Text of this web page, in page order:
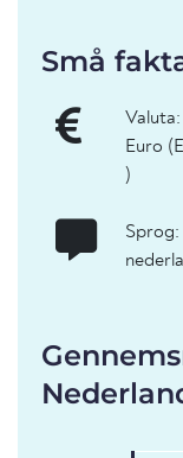
Små
Valuta:
Euro
)
Sprog: